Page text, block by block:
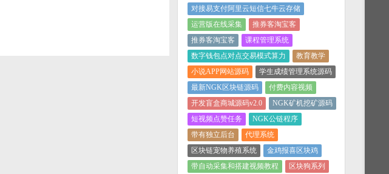
对接易支付阿里云短信七牛云存储
运营版在线采集
推券客淘宝客
推券客淘宝客
课程管理系统
数字钱包点对点交易模式算力
教育教学
小说APP网站源码
学生成绩管理系统源码
最新NGK区块链源码
付费内容视频
开发盲盒商城源码v2.0
NGK矿机挖矿源码
短视频点赞任务
NGK公链程序
带有独立后台
代理系统
区块链宠物养殖系统
金鸡报喜区块鸡
带自动采集和搭建视频教程
区块狗系列